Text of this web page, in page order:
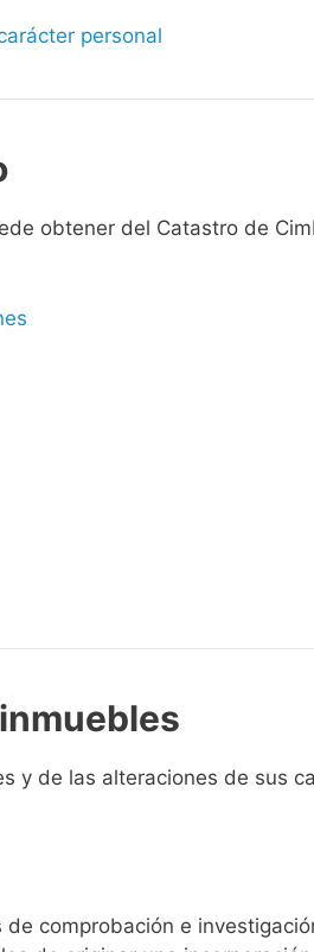
personal
obtener del Catastro de
y de las alteraciones de sus
comprobación e